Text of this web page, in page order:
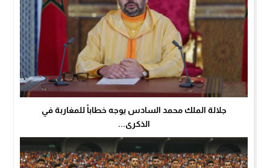
جلالة الملك محمد السادس يوجه خطاباً للمغاربة في
الذكرى...